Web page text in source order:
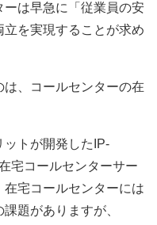
ーは早急に「従業員の安
を実現することが求め
、コールセンターの在
ットが開発したIP-
宅コールセンターサー
宅コールセンターには
題がありますが、